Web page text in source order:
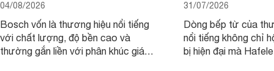
04/08/2026
Bosch vốn là thương hiệu nổi tiếng
với chất lượng, độ bền cao và
thường gắn liền với phân khúc giá
31/07/2026
Dòng bếp từ của
nổi tiếng không chỉ
bị hiện đại mà